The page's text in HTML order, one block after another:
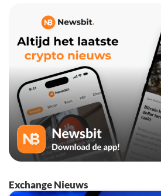
Exchange Nieuws